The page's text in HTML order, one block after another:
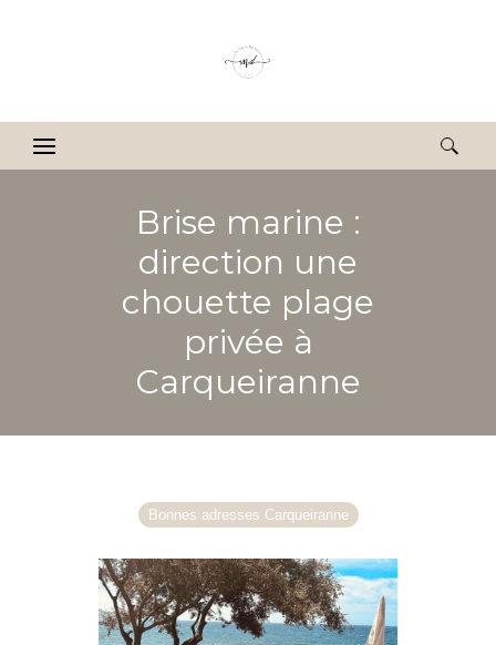
Rechercher :
Brise marine :
direction une
chouette plage
privée à
Carqueiranne
Bonnes adresses Carqueiranne